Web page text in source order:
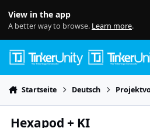
View in the app
A better way to browse. Learn more.
Startseite Deutsch
Hexapod + KI